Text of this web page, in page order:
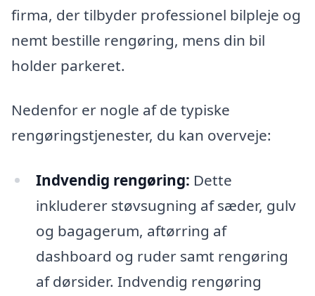
firma, der tilbyder professionel bilpleje og
nemt bestille rengøring, mens din bil
holder parkeret.
Nedenfor er nogle af de typiske
rengøringstjenester, du kan overveje:
Indvendig rengøring: Dette
inkluderer støvsugning af sæder, gulv
og bagagerum, aftørring af
dashboard og ruder samt rengøring
af dørsider. Indvendig rengøring